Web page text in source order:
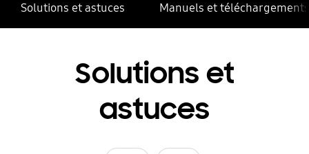
Solutions et astuces Manuels et téléchargements
Solutions et
astuces